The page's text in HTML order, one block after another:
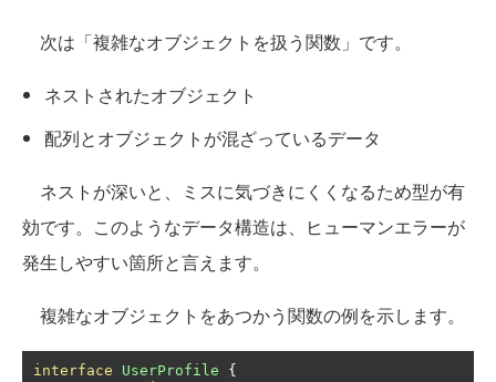
次は「複雑なオブジェクトを扱う関数」です。
ネストされたオブジェクト
配列とオブジェクトが混ざっているデータ
ネストが深いと、ミスに気づきにくくなるため型が有
効です。このようなデータ構造は、ヒューマンエラーが
発生しやすい箇所と言えます。
複雑なオブジェクトをあつかう関数の例を示します。
interface UserProfile
{